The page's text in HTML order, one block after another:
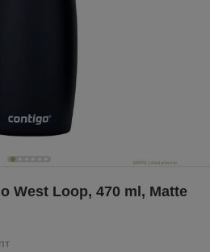
West Loop, 470 ml, Matte